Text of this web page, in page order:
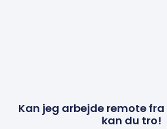
Kan jeg arbejde remote
kan du tro!